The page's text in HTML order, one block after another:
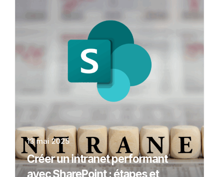
13 mai 2025
Créer un intranet performant
avec SharePoint : étapes et